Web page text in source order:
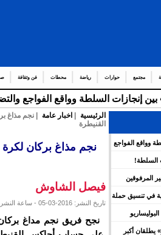
مجتمع حوارات رياضة محطات فن وثقافة
بين إنجازات السلطة وواقع الفواجع
وواقع الفواجع
السلطة!
المرفوقين
في تنسيق حملة
يطلقان أكبر
الرئيسية اخبار عامة
| نجم مذاغ
القنيطرة
نجم مذاغ بركان
فيصل الشاوش
تاريخ النشر: 2016-03-05 - ساعة النشر: 15:32
نجح فريق نجم مداغ